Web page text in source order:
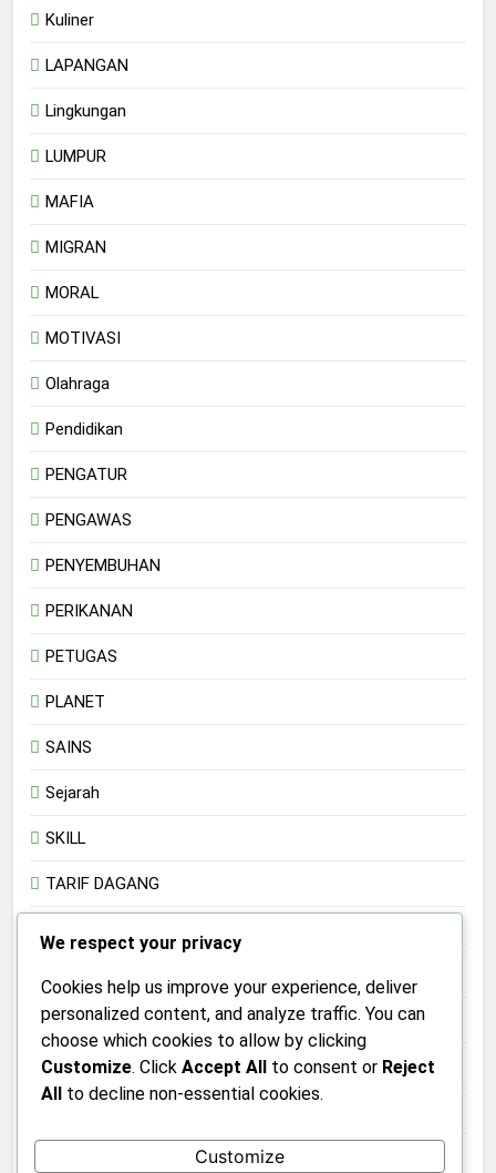
Kuliner
LAPANGAN
Lingkungan
LUMPUR
MAFIA
MIGRAN
MORAL
MOTIVASI
Olahraga
Pendidikan
PENGATUR
PENGAWAS
PENYEMBUHAN
PERIKANAN
PETUGAS
PLANET
SAINS
Sejarah
SKILL
TARIF DAGANG
TRANSHUMANISME
UMKM
We respect your privacy
Cookies help us improve your experience, deliver
personalized content, and analyze traffic. You can
choose which cookies to allow by clicking
Customize. Click Accept All to consent or Reject
All to decline non-essential cookies.
Customize